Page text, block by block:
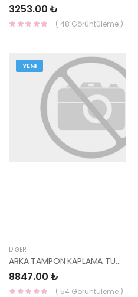
3253.00 ₺
( 48 Görüntüleme )
YENI
DIĞER
ARKA TAMPON KAPLAMA TUCSON 2021- 86696-N7GA0-MOBIS
8847.00 ₺
( 54 Görüntüleme )